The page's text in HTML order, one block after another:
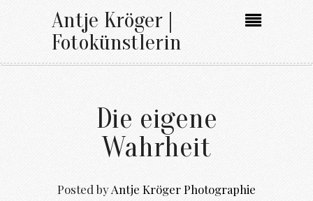
Antje Kröger |
Fotokünstlerin
Die eigene
Wahrheit
Posted byAntje Kröger Photographie